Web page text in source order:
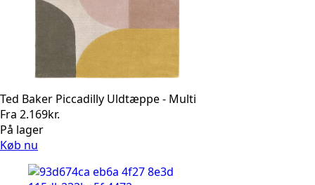
Ted Baker Piccadilly Uldtæppe - Multi
Fra 2.169kr.
På lager
Køb nu